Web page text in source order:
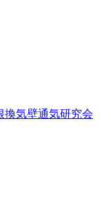
換気壁通気研究会